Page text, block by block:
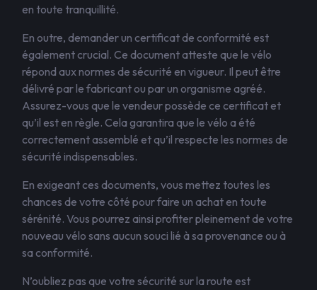
en toute tranquillité.
En outre, demander un certificat de conformité est
également crucial. Ce document atteste que le vélo
répond aux normes de sécurité en vigueur. Il peut être
délivré par le fabricant ou par un organisme agréé.
Assurez-vous que le vendeur possède ce certificat et
qu’il est en règle. Cela garantira que le vélo a été
correctement assemblé et qu’il respecte les normes de
sécurité indispensables.
En exigeant ces documents, vous mettez toutes les
chances de votre côté pour faire un achat en toute
sérénité. Vous pourrez ainsi profiter pleinement de votre
nouveau vélo sans aucun souci lié à sa provenance ou à
sa conformité.
N’oubliez pas que votre sécurité sur la route est